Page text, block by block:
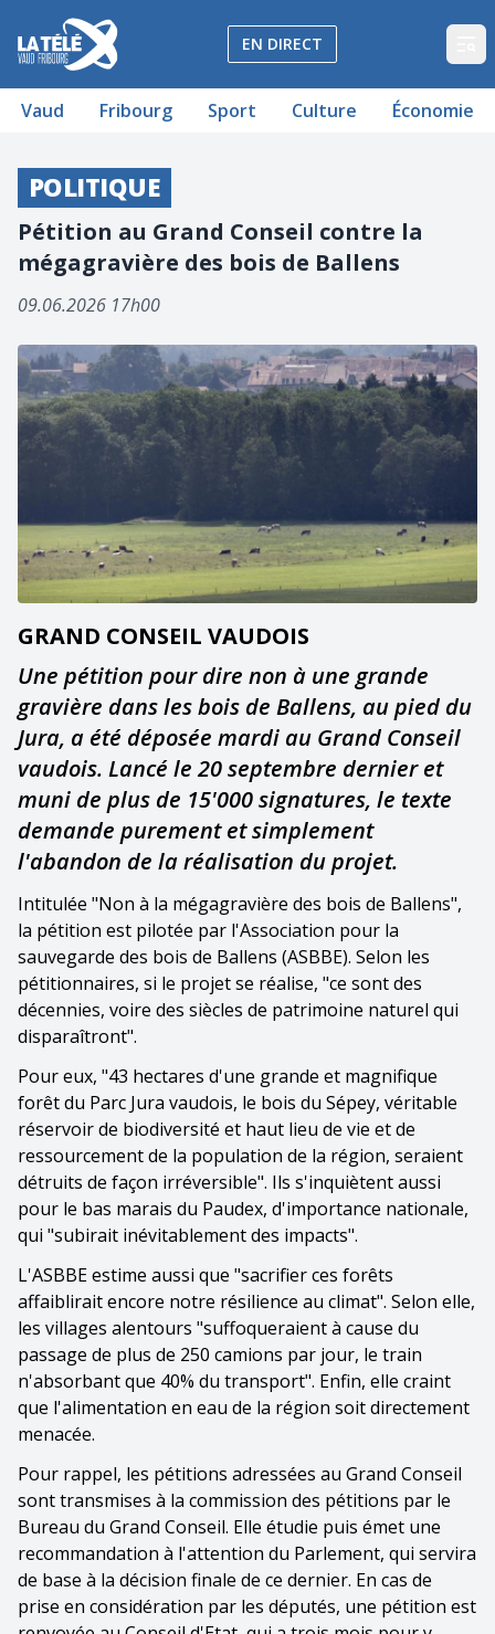
La Télé - Télévision régionale Vaud et Fribourg
EN DIRECT
Vaud Fribourg Sport Culture Économie
POLITIQUE
Pétition au Grand Conseil contre la
mégagravière des bois de Ballens
09.06.2026 17h00
GRAND CONSEIL VAUDOIS
Une pétition pour dire non à une grande
gravière dans les bois de Ballens, au pied du
Jura, a été déposée mardi au Grand Conseil
vaudois. Lancé le 20 septembre dernier et
muni de plus de 15'000 signatures, le texte
demande purement et simplement
l'abandon de la réalisation du projet.
Intitulée "Non à la mégagravière des bois de Ballens",
la pétition est pilotée par l'Association pour la
sauvegarde des bois de Ballens (ASBBE). Selon les
pétitionnaires, si le projet se réalise, "ce sont des
décennies, voire des siècles de patrimoine naturel qui
disparaîtront".
Pour eux, "43 hectares d'une grande et magnifique
forêt du Parc Jura vaudois, le bois du Sépey, véritable
réservoir de biodiversité et haut lieu de vie et de
ressourcement de la population de la région, seraient
détruits de façon irréversible". Ils s'inquiètent aussi
pour le bas marais du Paudex, d'importance nationale,
qui "subirait inévitablement des impacts".
L'ASBBE estime aussi que "sacrifier ces forêts
affaiblirait encore notre résilience au climat". Selon elle,
les villages alentours "suffoqueraient à cause du
passage de plus de 250 camions par jour, le train
n'absorbant que 40% du transport". Enfin, elle craint
que l'alimentation en eau de la région soit directement
menacée.
Pour rappel, les pétitions adressées au Grand Conseil
sont transmises à la commission des pétitions par le
Bureau du Grand Conseil. Elle étudie puis émet une
recommandation à l'attention du Parlement, qui servira
de base à la décision finale de ce dernier. En cas de
prise en considération par les députés, une pétition est